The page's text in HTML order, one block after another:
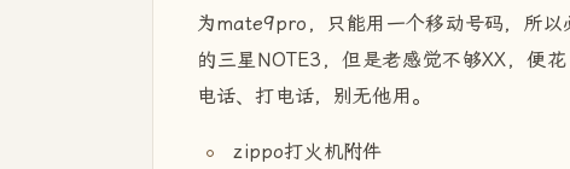
为mate9pro，只能用一个移动号码，所
的三星NOTE3，但是老感觉不够XX，便
电话、打电话，别无他用。
zippo打火机附件